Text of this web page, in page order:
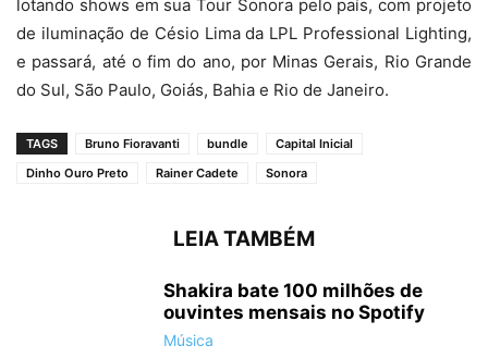
lotando shows em sua Tour Sonora pelo país, com projeto
de iluminação de Césio Lima da LPL Professional Lighting,
e passará, até o fim do ano, por Minas Gerais, Rio Grande
do Sul, São Paulo, Goiás, Bahia e Rio de Janeiro.
TAGS Bruno Fioravanti bundle
Capital Inicial
Dinho Ouro Preto
Rainer Cadete Sonora
LEIA TAMBÉM
Shakira bate 100 milhões de
ouvintes mensais no Spotify
Música